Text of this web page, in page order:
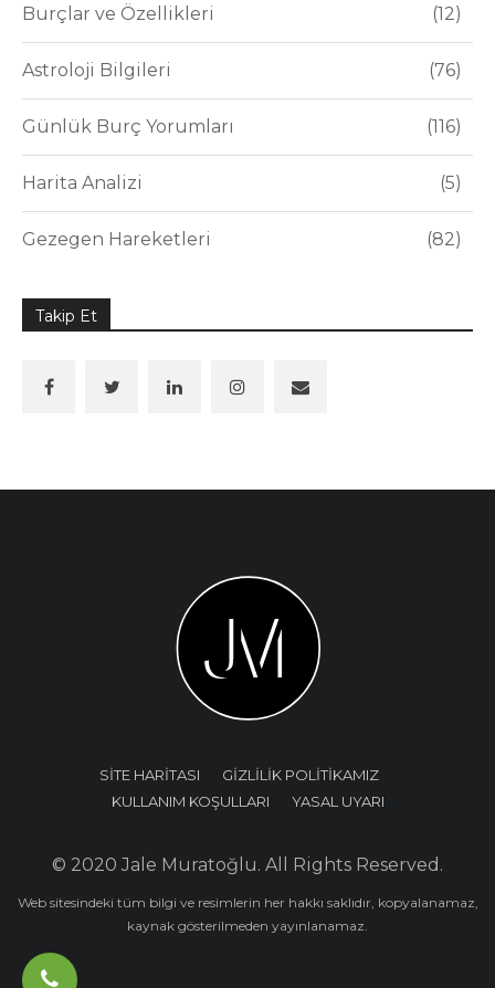
Burçlar ve Özellikleri 12
Astroloji Bilgileri 76
Günlük Burç Yorumları 116
Harita Analizi 5
Gezegen Hareketleri 82
Takip Et
SİTE HARİTASI
GİZLİLİK POLİTİKAMIZ
KULLANIM KOŞULLARI
YASAL UYARI
© 2020 Jale Muratoğlu. All Rights Reserved.
Web sitesindeki tüm bilgi ve resimlerin her hakkı saklıdır, kopyalanamaz,
kaynak gösterilmeden yayınlanamaz.